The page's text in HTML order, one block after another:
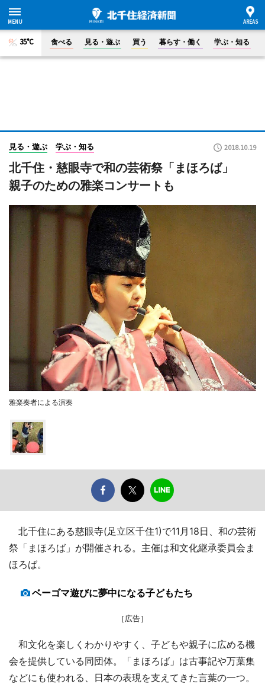
35°C 食べる 見る・遊ぶ 買う 暮らす・働く 学ぶ・知る
見る・遊ぶ 学ぶ・知る 2018.10.19
北千住・慈眼寺で和の芸術祭「まほろば」
親子のための雅楽コンサートも
雅楽奏者による演奏
北千住にある慈眼寺(足立区千住1)で11月18日、和の芸術
祭「まほろば」が開催される。主催は和文化継承委員会ま
ほろば。
ベーゴマ遊びに夢中になる子どもたち
［広告］
和文化を楽しくわかりやすく、子どもや親子に広める機
会を提供している同団体。「まほろば」は古事記や万葉集
などにも使われる、日本の表現を支えてきた言葉の一つ。